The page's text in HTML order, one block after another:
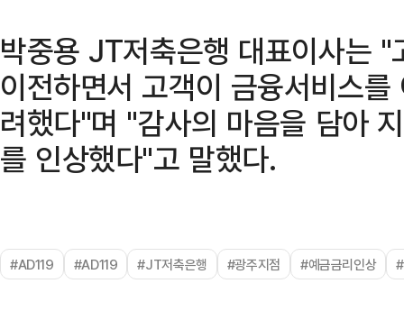
박중용 JT저축은행 대표이사는
이전하면서 고객이 금융서비스
려했다"며 "감사의 마음을 담아
를 인상했다"고 말했다.
#AD119 #AD119 #JT저축은행 #광주지점 #예금금리인상